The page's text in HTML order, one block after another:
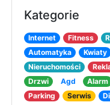
Kategorie
Internet Fitness
Automatyka
Kwiaty
Nieruchomości
Drzwi
Agd Alarm
Parking
Serwis